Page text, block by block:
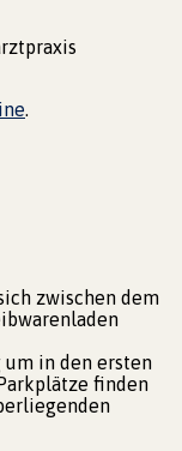
.
zwischen dem
in den ersten
finden